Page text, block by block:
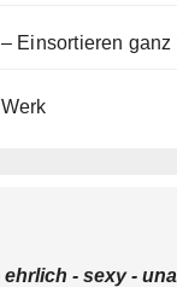
Einsortieren ganz
ehrlich - sexy -